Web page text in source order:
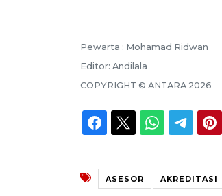
Pewarta : Mohamad Ridwan
Editor: Andilala
COPYRIGHT © ANTARA 2026
ASESOR AKREDITASI